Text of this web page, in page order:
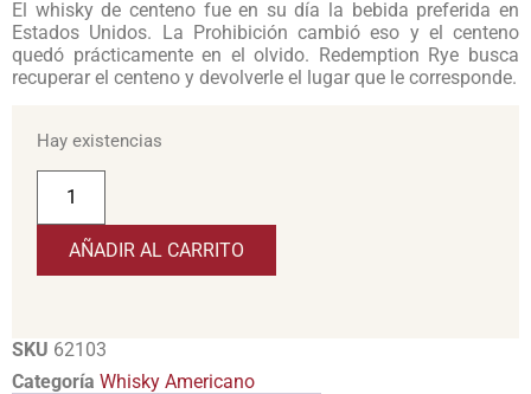
El whisky de centeno fue en su día la bebida preferida en
Estados Unidos. La Prohibición cambió eso y el centeno
quedó prácticamente en el olvido. Redemption Rye busca
recuperar el centeno y devolverle el lugar que le corresponde.
Hay existencias
AÑADIR AL CARRITO
SKU 62103
Categoría Whisky Americano